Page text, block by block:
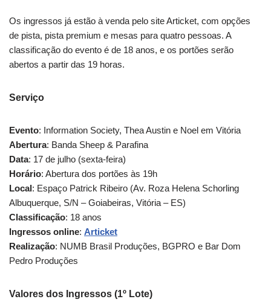
Os ingressos já estão à venda pelo site Articket, com opções
de pista, pista premium e mesas para quatro pessoas. A
classificação do evento é de 18 anos, e os portões serão
abertos a partir das 19 horas.
Serviço
Evento: Information Society, Thea Austin e Noel em Vitória
Abertura: Banda Sheep & Parafina
Data: 17 de julho (sexta-feira)
Horário: Abertura dos portões às 19h
Local: Espaço Patrick Ribeiro (Av. Roza Helena Schorling
Albuquerque, S/N – Goiabeiras, Vitória – ES)
Classificação: 18 anos
Ingressos online: Articket
Realização: NUMB Brasil Produções, BGPRO e Bar Dom
Pedro Produções
Valores dos Ingressos (1º Lote)